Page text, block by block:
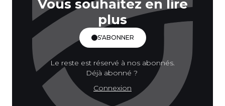
Vous souhaitez en lire
plus
S'ABONNER
Le reste est réservé à nos abonnés.
Déjà abonné ?
Connexion